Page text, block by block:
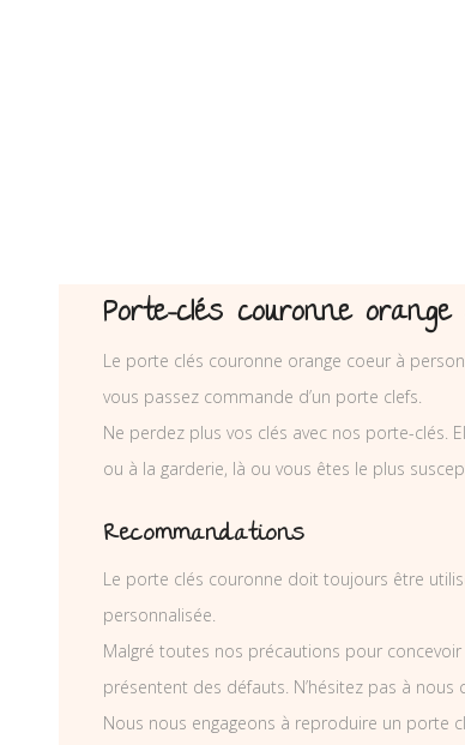
Porte-clés couronne
Le porte clés couronne orange coeur à
vous passez commande d’un porte clefs.
Ne perdez plus vos clés avec nos porte-clés.
ou à la garderie, là ou vous êtes le plus
Recommandations
Le porte clés couronne doit toujours être
personnalisée.
Malgré toutes nos précautions pour
présentent des défauts. N’hésitez pas à
Nous nous engageons à reproduire un porte